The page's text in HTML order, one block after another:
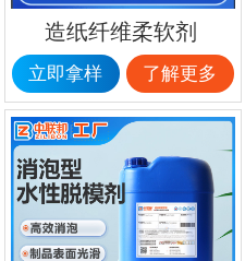
造纸纤维柔软剂
立即拿样 了解更多